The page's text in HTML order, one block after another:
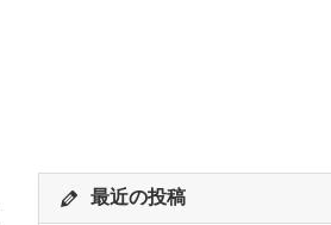
最近の投稿